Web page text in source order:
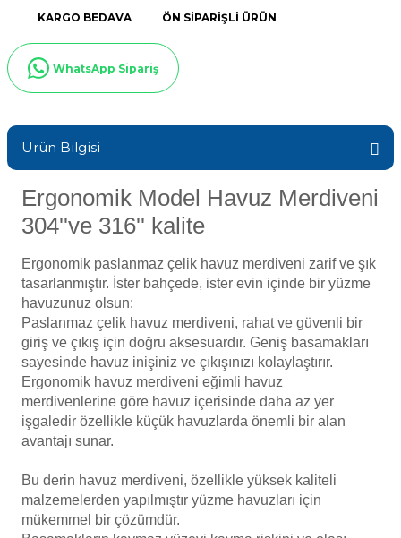
Ayak Dezenfektanı
e Pool Expert
Havuz Kış Kimyasalı
Kalsiyum Hipoklorit
Süper Pool
Tuz
Temizleyici
Bahçe Süs Havuzu
Endüstriyel Blower
Ayak Havuzu
Havuz Robotu Yedek
Dalgıç Pompa
Dezenfeksiyon
Havuz Güvenlik
KARGO BEDAVA ÖN SIPARIŞLI ÜRÜN
WhatsApp Sipariş
Ürün Bilgisi
Ergonomik Model Havuz Merdiveni
304''ve 316'' kalite
Ergonomik paslanmaz çelik havuz merdiveni zarif ve şık
tasarlanmıştır. İster bahçede, ister evin içinde bir yüzme
havuzunuz olsun:
Paslanmaz çelik havuz merdiveni, rahatve güvenli bir
giriş ve çıkış için doğru aksesuardır. Geniş basamakları
sayesinde havuz inişiniz ve çıkışınızı kolaylaştırır.
Ergonomik havuz merdiveni eğimli havuz
merdivenlerine göre havuz içerisinde daha az yer
işgaledir özellikle küçük havuzlarda önemli bir alan
avantajı sunar.
Bu derin havuz merdiveni, özellikle yüksek kaliteli
malzemelerden yapılmıştır yüzme havuzları için
mükemmel bir çözümdür.